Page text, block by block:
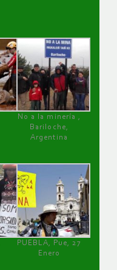
No a la minería ,
Bariloche,
Argentina
PUEBLA, Pue, 27
Enero